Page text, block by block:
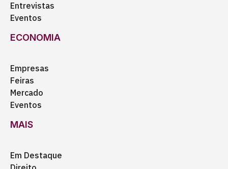
Entrevistas
Eventos
ECONOMIA
Empresas
Feiras
Mercado
Eventos
MAIS
Em Destaque